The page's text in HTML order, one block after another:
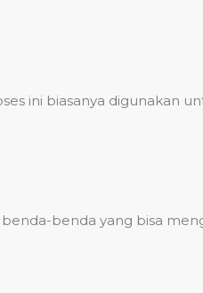
ini biasanya digunakan
benda yang bisa